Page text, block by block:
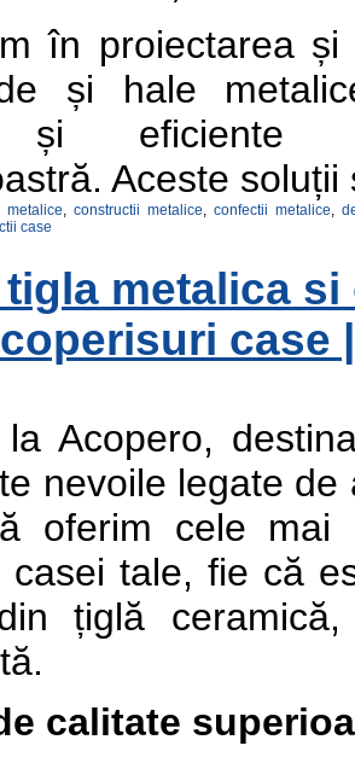
în proiectarea
și hale
și eficiente
Aceste
metalice, constructii metalice, confectii metalice,
case
metalica si
case
Acopero,
nevoile legate
oferim cele mai
casei tale, fie că
țiglă
calitate